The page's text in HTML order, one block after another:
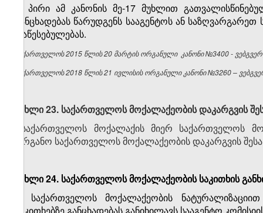
3. პირი ამ კანონის მე-17 მუხლით
განცხადებას წარუდგენს სააგენტოს ან
დაწესებულებას.
საქართველოს 2015 წლის 20 მარტის ორგანული კანონი №3400 -
საქართველოს 2018 წლის 21 ივლისის ორგანული კანონი №3260 –
მუხლი 23. საქართველოს მოქალაქეობის დაკარგვის
საქართველოს მოქალაქის მიერ საქართველოს
ორგანო საქართველოს მოქალაქეობის დაკარგვის
მუხლი 24. საქართველოს მოქალაქეობის საკითხის
1. საქართველოს მოქალაქეობის